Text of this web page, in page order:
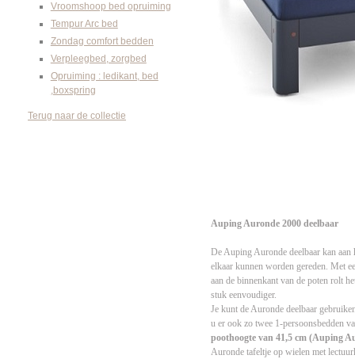
Vroomshoop bed opruiming
Tempur Arc bed
Zondag comfort bedden
Verpleegbed, zorgbed
Opruiming : ledikant, bed
,boxspring
Terug naar de collectie
Auping Auronde 2000 deelbaar
De Auping Auronde deelbaar kan
elkaar kunnen worden gereden. Met
aan de binnenkant van de poten rolt
stuk eenvoudiger.
Je kunt de Auronde deelbaar
u er ook zo twee 1-persoonsbedden
poothoogte van 41,5 cm (Auping
Auronde tafeltje op wielen met